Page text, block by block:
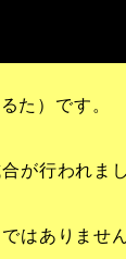
た）です。
が行われま
はありませ